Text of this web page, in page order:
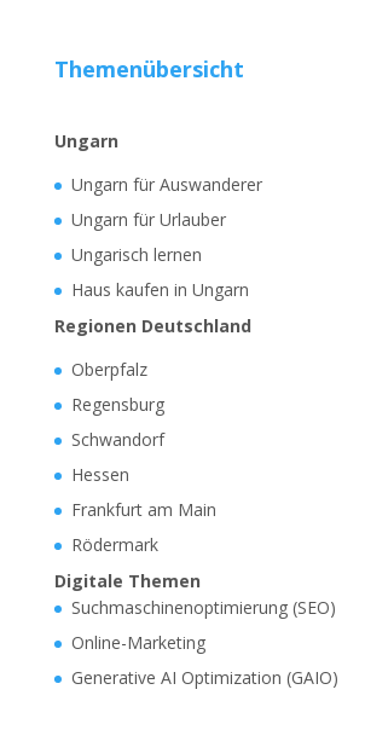
Themenübersicht
Ungarn
Ungarn für Auswanderer
Ungarn für Urlauber
Ungarisch lernen
Haus kaufen in Ungarn
Regionen Deutschland
Oberpfalz
Regensburg
Schwandorf
Hessen
Frankfurt am Main
Rödermark
Digitale Themen
Suchmaschinenoptimierung (SEO)
Online-Marketing
Generative AI Optimization (GAIO)